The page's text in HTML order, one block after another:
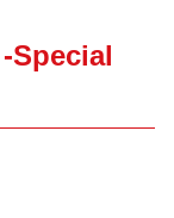
Special